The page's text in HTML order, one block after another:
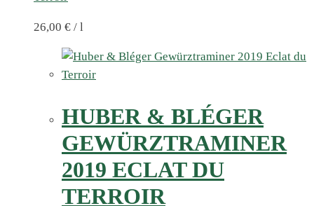
26,00 € / l
HUBER & BLÉGER
GEWÜRZTRAMINER
2019 ECLAT DU
TERROIR